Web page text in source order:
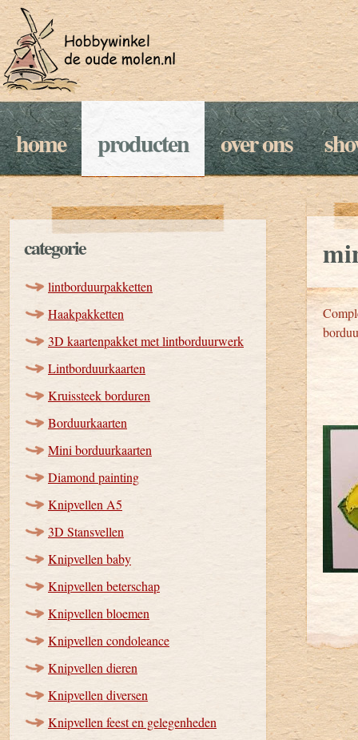
home producten over ons
categorie
lintborduurpakketten
Haakpakketten
3D kaartenpakket met lintborduurwerk
Lintborduurkaarten
Kruissteek borduren
Borduurkaarten
Mini borduurkaarten
Diamond painting
Knipvellen A5
3D Stansvellen
Knipvellen baby
Knipvellen beterschap
Knipvellen bloemen
Knipvellen condoleance
Knipvellen dieren
Knipvellen diversen
Knipvellen feest en gelegenheden